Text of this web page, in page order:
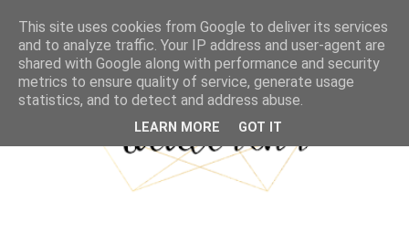
This site uses cookies from Google to deliver its services
and to analyze traffic. Your IP address and user-agent are
shared with Google along with performance and security
metrics to ensure quality of service, generate usage
statistics, and to detect and address abuse.
LEARN MORE GOT IT